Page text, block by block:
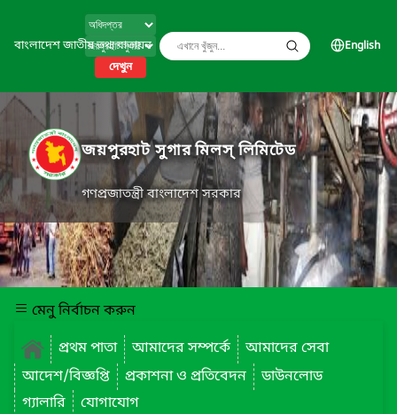
বাংলাদেশ জাতীয় তথ্য বাতায়ন
দেখুন
English
জয়পুরহাট সুগার মিলস্ লিমিটেড
গণপ্রজাতন্ত্রী বাংলাদেশ সরকার
মেনু নির্বাচন করুন
প্রথম পাতা
আমাদের সম্পর্কে
আমাদের সেবা
আদেশ/বিজ্ঞপ্তি
প্রকাশনা ও প্রতিবেদন
ডাউনলোড
গ্যালারি
যোগাযোগ